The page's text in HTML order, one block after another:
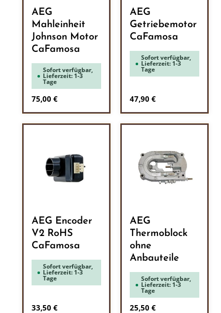
AEG
Mahleinheit
Johnson Motor
CaFamosa
Sofort verfügbar,
Lieferzeit: 1-3
Tage
Regulärer Preis:
75,00 €
AEG
Getriebemotor
CaFamosa
Sofort verfügbar,
Lieferzeit: 1-3
Tage
Regulärer Preis:
47,90 €
AEG Encoder
V2 RoHS
CaFamosa
Sofort verfügbar,
Lieferzeit: 1-3
Tage
Regulärer Preis:
33,50 €
AEG
Thermoblock
ohne
Anbauteile
Sofort verfügbar,
Lieferzeit: 1-3
Tage
Regulärer Preis:
25,50 €